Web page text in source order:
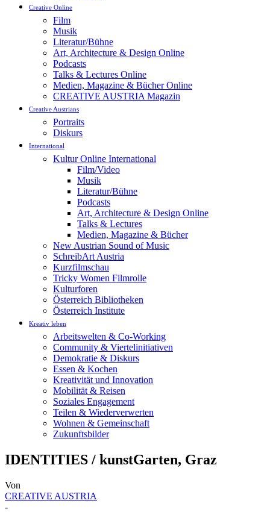
Creative Online
Film
Musik
Literatur/Bühne
Art, Architecture & Design Online
Podcasts
Talks & Lectures Online
Medien, Magazine & Bücher Online
CREATIVE AUSTRIA Magazin
Creative Austrians
Portraits
Diskurs
International
Kultur Online International
Film/Video
Musik
Literatur/Bühne
Podcasts
Art, Architecture & Design Online
Talks & Lectures
Medien, Magazine & Bücher
New Austrian Sound of Music
SchreibArt Austria
Kurzfilmschau
Tricky Women Filmrolle
Kulturforen
Österreich Bibliotheken
Österreich Institute
Kreativ leben
Arbeitswelten & Co-Working
Community & Viertelinitiativen
Demokratie & Diskurs
Essen & Kochen
Kreativität und Innovation
Mobilität & Reisen
Soziales Engagement
Teilen & Wiederverwerten
Wohnen & Gemeinschaft
Zukunftsbilder
IDENTITIES / kunstGarten, Graz
Von
CREATIVE AUSTRIA
-